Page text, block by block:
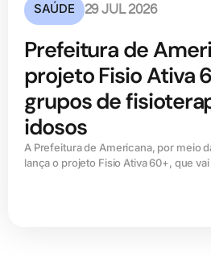
SAÚDE 29 JUL 2026
Prefeitura de
projeto Fisio Ativa
grupos de
idosos
A Prefeitura de Americana, por meio
lança o projeto Fisio Ativa 60+, que